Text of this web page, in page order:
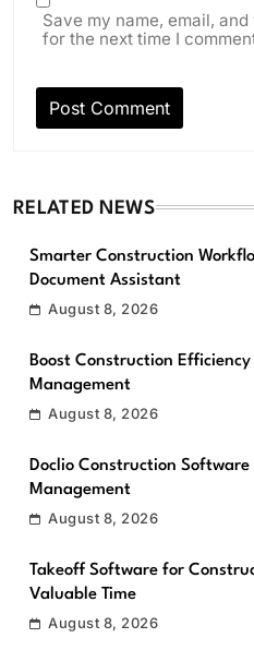
Save my name, email,
for the next time I
RELATED NEWS
Smarter Construction
Document Assistant
August 8, 2026
Boost Construction
Management
August 8, 2026
Doclio Construction
Management
August 8, 2026
Takeoff Software for
Valuable Time
August 8, 2026